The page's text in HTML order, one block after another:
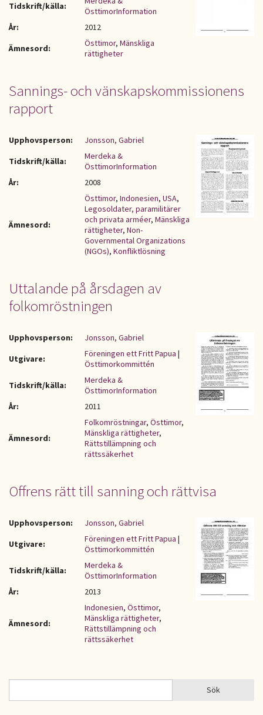
Tidskrift/källa:
ÖsttimorInformation
År:
2012
Ämnesord:
Östtimor, Mänskliga
rättigheter
Sannings- och vänskapskommissionens
rapport
Upphovsperson:
Jonsson, Gabriel
Tidskrift/källa:
Merdeka &
ÖsttimorInformation
År:
2008
Ämnesord:
Östtimor, Indonesien, USA,
Legosoldater, paramilitärer
och privata arméer, Mänskliga
rättigheter, Non-
Governmental Organizations
(NGOs), Konfliktlösning
Uttalande på årsdagen av
folkomröstningen
Upphovsperson:
Jonsson, Gabriel
Utgivare:
Föreningen ett Fritt Papua |
Östtimorkommittén
Tidskrift/källa:
Merdeka &
ÖsttimorInformation
År:
2011
Ämnesord:
Folkomröstningar, Östtimor,
Mänskliga rättigheter,
Rättstillämpning och
rättssäkerhet
Offrens rätt till sanning och rättvisa
Upphovsperson:
Jonsson, Gabriel
Utgivare:
Föreningen ett Fritt Papua |
Östtimorkommittén
Tidskrift/källa:
Merdeka &
ÖsttimorInformation
År:
2013
Ämnesord:
Indonesien, Östtimor,
Mänskliga rättigheter,
Rättstillämpning och
rättssäkerhet
SÖKFORMULÄR Sök